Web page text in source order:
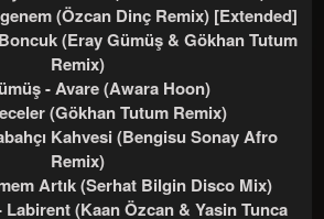
(Özcan Dinç Remix) [Extended]
(Eray Gümüş & Gökhan Tutum
Remix)
- Avare (Awara Hoon)
(Gökhan Tutum Remix)
Kahvesi (Bengisu Sonay Afro
Remix)
Artık (Serhat Bilgin Disco Mix)
(Kaan Özcan & Yasin Tunca